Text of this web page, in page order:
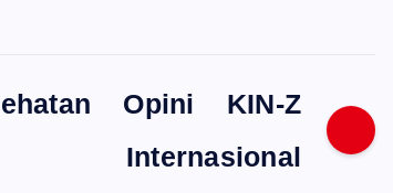
Opini
KIN-Z
Internasional